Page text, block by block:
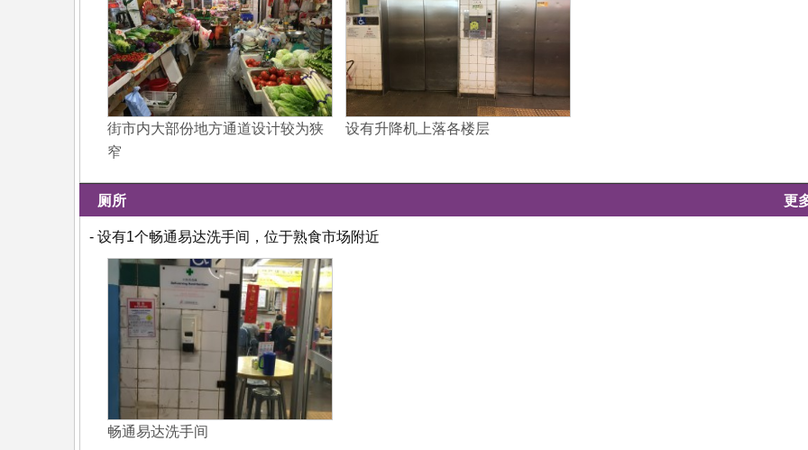
街市内大部份地方通道设计较为狭
窄
设有升降机上落各楼层
厕所 更
- 设有1个畅通易达洗手间，位于熟食市场附近
畅通易达洗手间